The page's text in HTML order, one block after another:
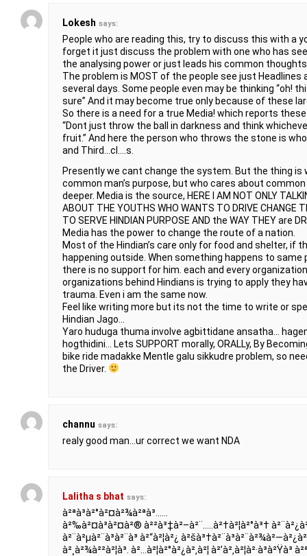
Lokesh says:
People who are reading this, try to discuss this with a
forget it just discuss the problem with one who has
the analysing power or just leads his common
The problem is MOST of the people see just Headlines
several days. Some people even may be thinking “oh!
sure” And it may become true only because of these
So there is a need for a true Media! which reports
“Dont just throw the ball in darkness and think
fruit.” And here the person who throws the stone is
and Third…cl….s.
Presently we cant change the system. But the thing is
common man’s purpose, but who cares about
deeper. Media is the source, HERE I AM NOT ONLY
ABOUT THE YOUTHS WHO WANTS TO DRIVE CHANGE
TO SERVE HINDIAN PURPOSE AND the WAY THEY are
Media has the power to change the route of a nation.
Most of the Hindian’s care only for food and shelter, if
happening outside. When something happens to
there is no support for him. each and every
organizations behind Hindians is trying to apply they
trauma. Even i am the same now.
Feel like writing more but its not the time to write or
Hindian Jago…
Yaro huduga thuma involve agbittidane ansatha…
hogthidini… Lets SUPPORT morally, ORALLy, By
bike ride madakke Mentle galu sikkudre problem, so
the Driver.
channu says:
realy good man…ur correct we want NDA
Lalitha s bhat says:
à²ªà³à²°à²¤à²¾à²ªà³……
à²‰à²¤à³à²¤à²® à²²à³‡à²–à²¨…..à²†à²¦à²°à³†
à²¨à²µà²¨à³à²¨à³ à²“à²¦à²¿
à²¸à²¾à²²à²¦à³. à²…à²¦à²°à²¿à²‚à²¦